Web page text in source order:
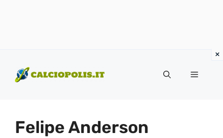
contenuto
Menu
Felipe Anderson